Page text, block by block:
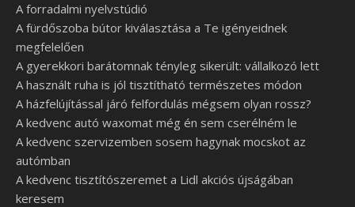
A forradalmi nyelvstúdió
A fürdőszoba bútor kiválasztása a Te igényeidnek
megfelelően
A gyerekkori barátomnak tényleg sikerült: vállalkozó lett
A használt ruha is jól tisztítható természetes módon
A házfelújítással járó felfordulás mégsem olyan rossz?
A kedvenc autó waxomat még én sem cserélném le
A kedvenc szervizemben sosem hagynak mocskot az
autómban
A kedvenc tisztítószeremet a Lidl akciós újságában
keresem